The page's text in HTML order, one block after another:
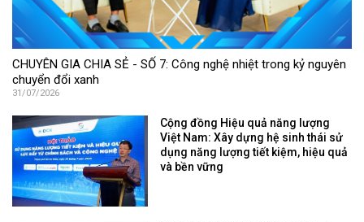
CHUYÊN GIA CHIA SẺ - SỐ 7: Công nghệ nhiệt trong kỷ nguyên
chuyển đổi xanh
31/07/2026
Cộng đồng Hiệu quả năng lượng
Việt Nam: Xây dựng hệ sinh thái sử
dụng năng lượng tiết kiệm, hiệu quả
và bền vững